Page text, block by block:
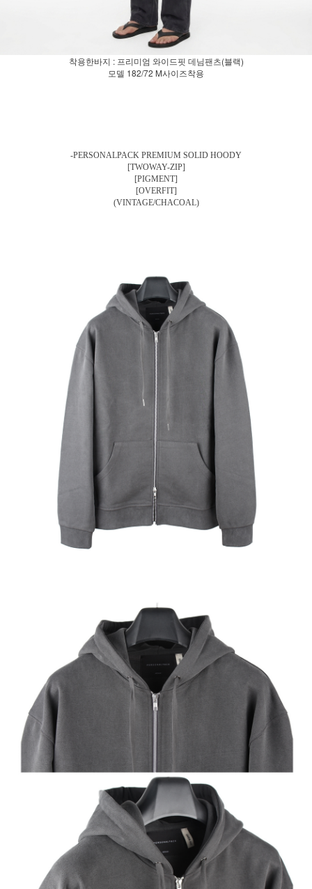
착용한바지 : 프리미엄 와이드핏 데님팬츠(블랙)
모델 182/72 M사이즈착용
-PERSONALPACK PREMIUM SOLID HOODY
[TWOWAY-ZIP]
[PIGMENT]
[OVERFIT]
(VINTAGE/CHACOAL)